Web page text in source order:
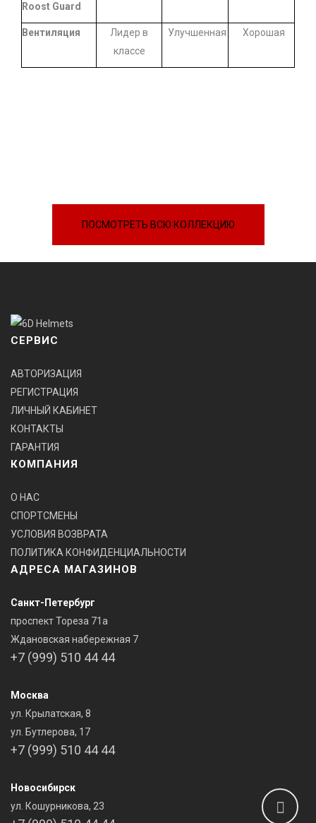
Roost Guard
Вентиляция
Лидер в
классе
Улучшенная Хорошая
ПОСМОТРЕТЬ ВСЮ КОЛЛЕКЦИЮ
СЕРВИС
АВТОРИЗАЦИЯ
РЕГИСТРАЦИЯ
ЛИЧНЫЙ КАБИНЕТ
КОНТАКТЫ
ГАРАНТИЯ
КОМПАНИЯ
О НАС
СПОРТСМЕНЫ
УСЛОВИЯ ВОЗВРАТА
ПОЛИТИКА КОНФИДЕНЦИАЛЬНОСТИ
АДРЕСА МАГАЗИНОВ
Санкт-Петербург
проспект Тореза 71а
Ждановская набережная 7
+7 (999) 510 44 44
Москва
ул. Крылатская, 8
ул. Бутлерова, 17
+7 (999) 510 44 44
Новосибирск
ул. Кошурникова, 23